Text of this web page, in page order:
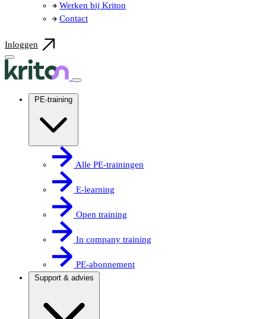
Werken bij Kriton
Contact
Inloggen
PE-training
Alle PE-trainingen
E-learning
Open training
In company training
PE-abonnement
Support & advies